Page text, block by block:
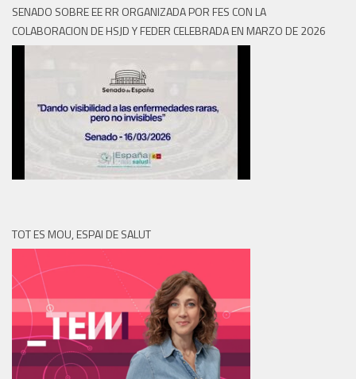
SENADO SOBRE EE RR ORGANIZADA POR FES CON LA
COLABORACION DE HSJD Y FEDER CELEBRADA EN MARZO DE 2026
TOT ES MOU, ESPAI DE SALUT